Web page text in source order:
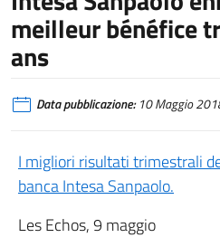
meilleur bénéfice
ans
Data pubblicazione:10 Maggio
I migliori risultati trimestrali
banca Intesa Sanpaolo.
Les Echos, 9 maggio